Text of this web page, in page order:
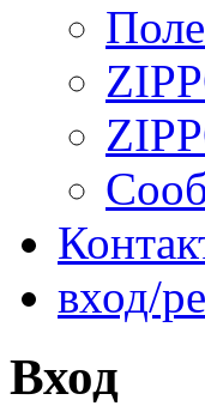
вход/
Вход